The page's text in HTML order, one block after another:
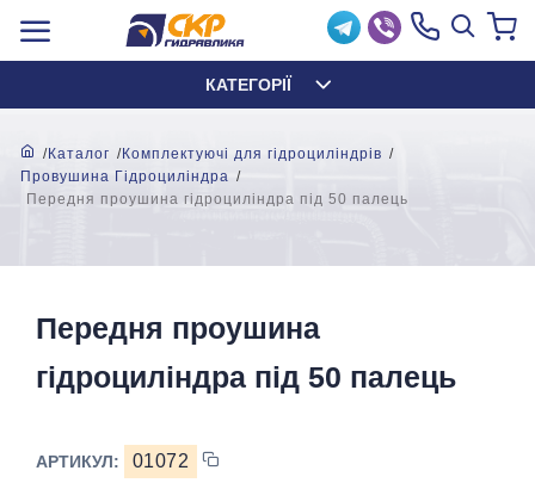
КАТЕГОРІЇ
Каталог
Комплектуючі для гідроциліндрів
Провушина Гідроциліндра
Передня проушина гідроциліндра під 50 палець
Передня проушина
гідроциліндра під 50 палець
АРТИКУЛ: 01072